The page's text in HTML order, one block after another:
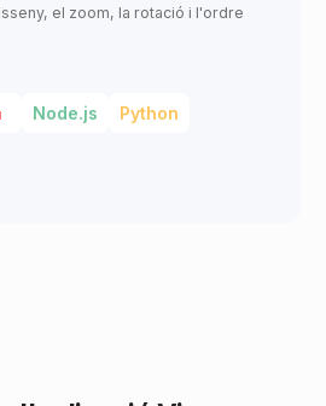
el zoom, la rotació i l'ordre
Node.js
Python